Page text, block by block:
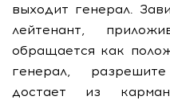
выходит генерал.
лейтенант,
обращается как
генерал,
достает из